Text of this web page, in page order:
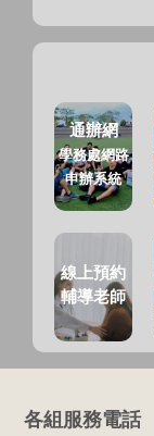
通辦網
學務處網路
申辦系統
線上預約
輔導老師
各組服務電話